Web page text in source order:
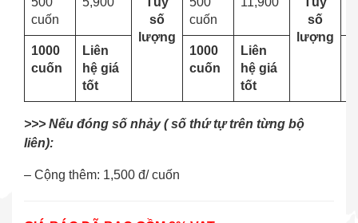
cuốn
số
lượng
cuốn
số
lượng
1000
cuốn
Liên
hệ giá
tốt
1000
cuốn
Liên
hệ giá
tốt
>>> Nếu đóng số nhảy ( số thứ tự trên từng bộ
liên):
– Cộng thêm: 1,500 đ/ cuốn